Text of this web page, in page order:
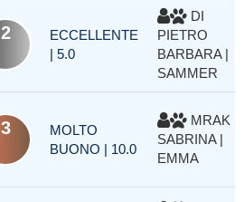
2
ECCELLENTE
| 5.0
DI
PIETRO
BARBARA |
SAMMER
3
MOLTO
BUONO | 10.0
MRAK
SABRINA |
EMMA